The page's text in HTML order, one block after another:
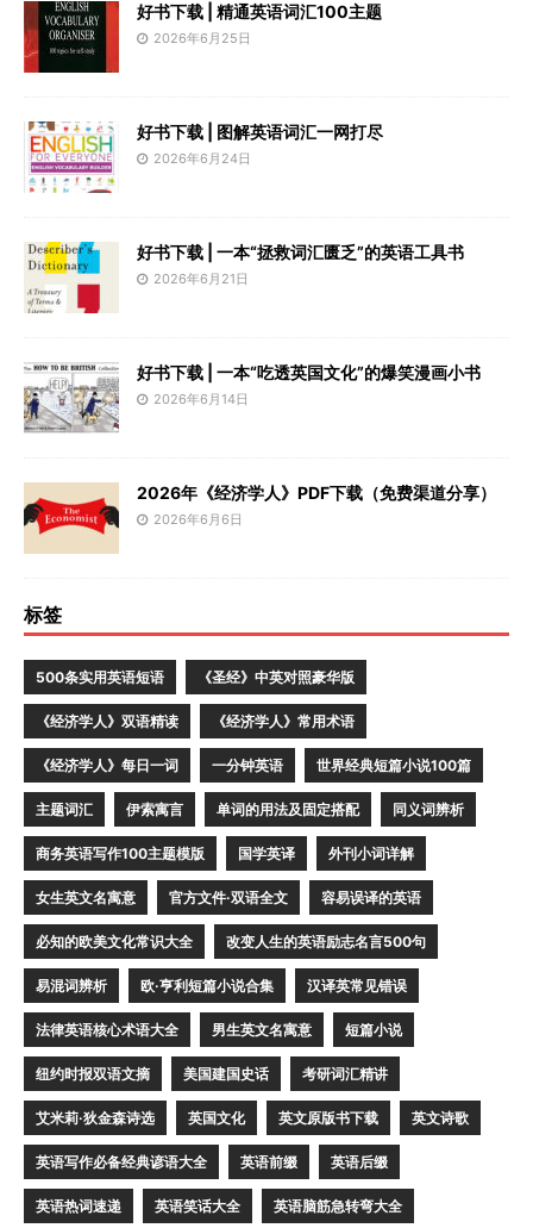
好书下载 | 精通英语词汇100主题
2026年6月25日
好书下载 | 图解英语词汇一网打尽
2026年6月24日
好书下载 | 一本“拯救词汇匮乏”的英语工具书
2026年6月21日
好书下载 | 一本“吃透英国文化”的爆笑漫画小书
2026年6月14日
2026年《经济学人》PDF下载（免费渠道分享）
2026年6月6日
标签
500条实用英语短语 《圣经》中英对照豪华版
《经济学人》双语精读 《经济学人》常用术语
《经济学人》每日一词 一分钟英语 世界经典短篇小说100篇
主题词汇 伊索寓言 单词的用法及固定搭配 同义词辨析
商务英语写作100主题模版 国学英译 外刊小词详解
女生英文名寓意 官方文件·双语全文 容易误译的英语
必知的欧美文化常识大全 改变人生的英语励志名言500句
易混词辨析 欧·亨利短篇小说合集 汉译英常见错误
法律英语核心术语大全 男生英文名寓意 短篇小说
纽约时报双语文摘 美国建国史话 考研词汇精讲
艾米莉·狄金森诗选 英国文化 英文原版书下载 英文诗歌
英语写作必备经典谚语大全 英语前缀 英语后缀
英语热词速递 英语笑话大全 英语脑筋急转弯大全